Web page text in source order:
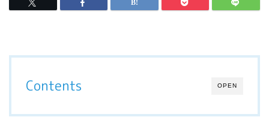
OPEN
Contents